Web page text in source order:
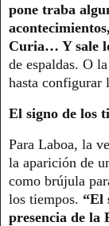
pone traba
Curia… Y sale
de espaldas. O
hasta configurar
El signo de los
Para Laboa, la
la aparición de
como brújula
los tiempos. “El
presencia de la